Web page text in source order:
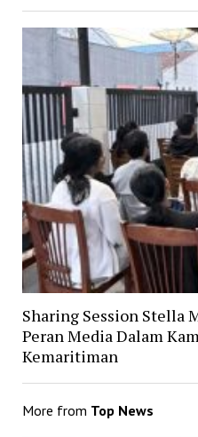
Sharing Session Stella
Peran Media Dalam
Kemaritiman
More from Top News